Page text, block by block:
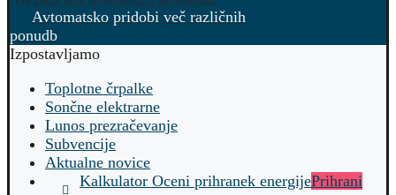
Avtomatsko pridobi več različnih
ponudb
Izpostavljamo
Toplotne črpalke
Sončne elektrarne
Lunos prezračevanje
Subvencije
Aktualne novice
Kalkulator Oceni prihranek energijePrihrani